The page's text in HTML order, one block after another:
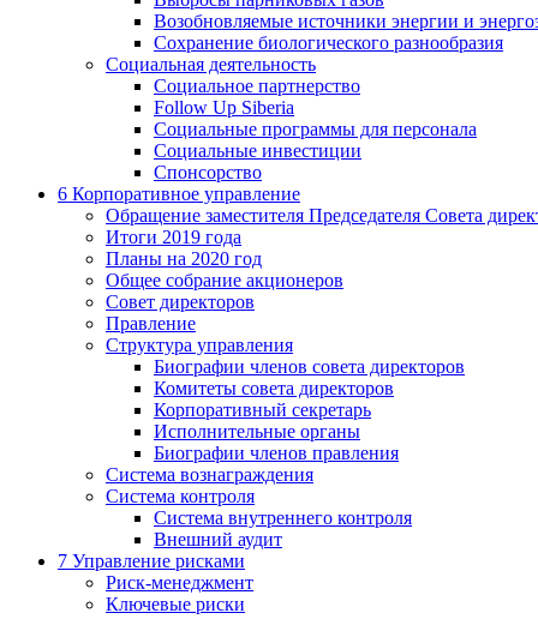
Возобновляемые источники энергии и
Сохранение биологического разнообразия
Социальная деятельность
Социальное партнерство
Follow Up Siberia
Социальные программы для персонала
Социальные инвестиции
Спонсорство
6 Корпоративное управление
Обращение заместителя Председателя Совета
Итоги 2019 года
Планы на 2020 год
Общее собрание акционеров
Совет директоров
Правление
Структура управления
Биографии членов совета директоров
Комитеты совета директоров
Корпоративный секретарь
Исполнительные органы
Биографии членов правления
Система вознаграждения
Система контроля
Система внутреннего контроля
Внешний аудит
7 Управление рисками
Риск-менеджмент
Ключевые риски